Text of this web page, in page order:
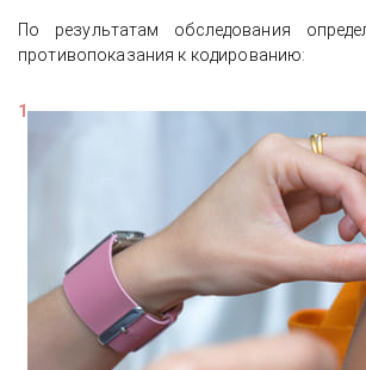
По результатам обследования
противопоказания к кодированию: